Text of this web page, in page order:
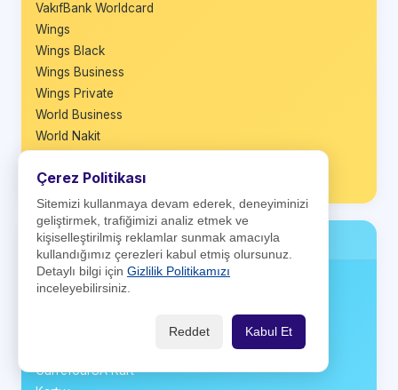
VakıfBank Worldcard
Wings
Wings Black
Wings Business
Wings Private
World Business
World Nakit
Ziraat Maximum
Firma Kartları
A Card
CarrefourSA Kart
Çerez Politikası
Sitemizi kullanmaya devam ederek, deneyiminizi
geliştirmek, trafiğimizi analiz etmek ve
kişiselleştirilmiş reklamlar sunmak amacıyla
kullandığımız çerezleri kabul etmiş olursunuz.
Detaylı bilgi için Gizlilik Politikamızı
inceleyebilirsiniz.
Reddet Kabul Et